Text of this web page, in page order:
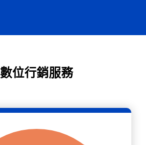
數位行銷服務